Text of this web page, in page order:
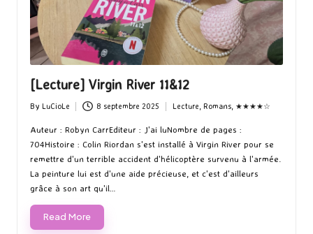
[Lecture] Virgin River 11&12
Posted
by
By LuCioLe 8 septembre 2025
in
Lecture, Romans, ★★★★☆
Auteur : Robyn CarrEditeur : J'ai luNombre de pages :
704Histoire : Colin Riordan s'est installé à Virgin River pour se
remettre d'un terrible accident d'hélicoptère survenu à l'armée.
La peinture lui est d'une aide précieuse, et c'est d'ailleurs
grâce à son art qu'il…
Read More